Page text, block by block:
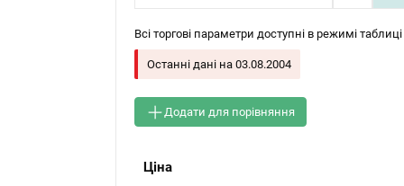
Всі торгові параметри доступні в режимі таблиці
Останні дані на03.08.2004
Додати для порівняння
Ціна